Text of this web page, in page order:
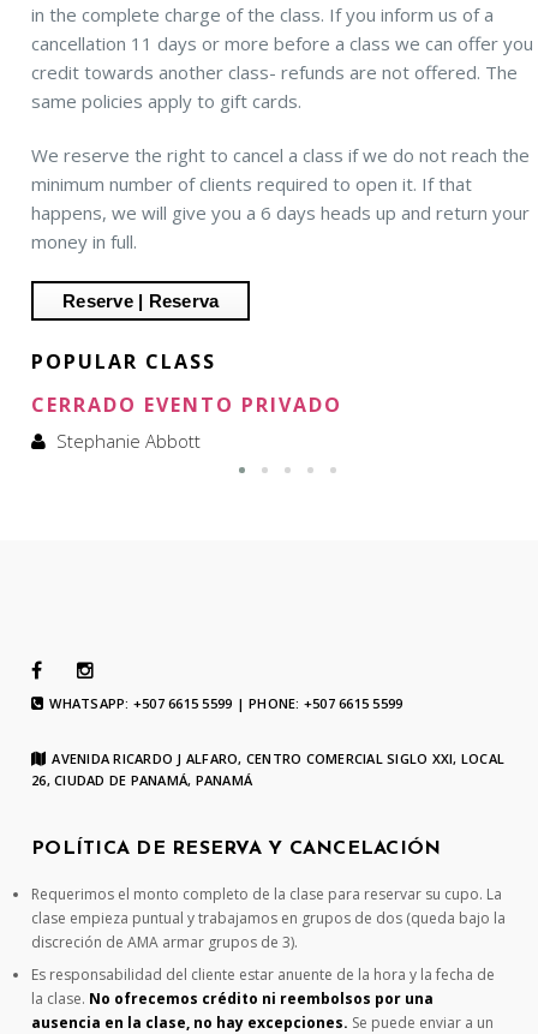
in the complete charge of the class. If you inform us of a
cancellation 11 days or more before a class we can offer you
credit towards another class- refunds are not offered. The
same policies apply to gift cards.
We reserve the right to cancel a class if we do not reach the
minimum number of clients required to open it. If that
happens, we will give you a 6 days heads up and return your
money in full.
POPULAR CLASS
CERRADO EVENTO PRIVADO
Stephanie Abbott
WHATSAPP: +507 6615 5599 | PHONE: +507 6615 5599
AVENIDA RICARDO J ALFARO, CENTRO COMERCIAL SIGLO XXI, LOCAL
26, CIUDAD DE PANAMÁ, PANAMÁ
POLÍTICA DE RESERVA Y CANCELACIÓN
Requerimos el monto completo de la clase para reservar su cupo. La
clase empieza puntual y trabajamos en grupos de dos (queda bajo la
discreción de AMA armar grupos de 3).
Es responsabilidad del cliente estar anuente de la hora y la fecha de
la clase. No ofrecemos crédito ni reembolsos por una
ausencia en la clase, no hay excepciones. Se puede enviar a un